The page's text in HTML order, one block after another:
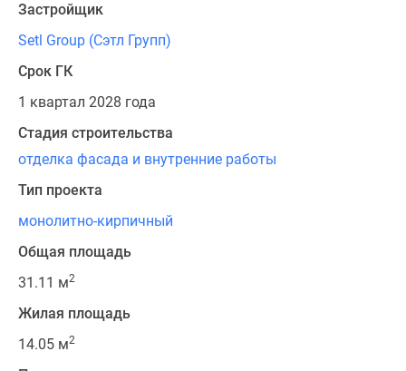
Застройщик
Setl Group (Сэтл Групп)
Срок ГК
1 квартал 2028 года
Стадия строительства
отделка фасада и внутренние работы
Тип проекта
монолитно-кирпичный
Общая площадь
31.11 м2
Жилая площадь
14.05 м2